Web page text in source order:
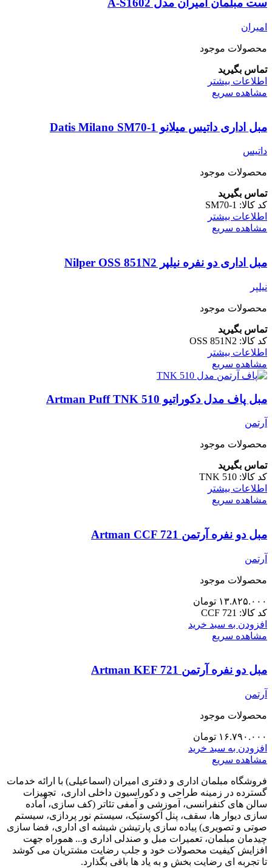
ست مبلمان امیران مدل A-S1602
امیران
محصولات موجود
تماس بگیرید
اطلاعات بیشتر
مشاهده سریع
مبل اداری داتیس میلانو Datis Milano SM70-1
داتیس
محصولات موجود
تماس بگیرید
کد کالا: SM70-1
اطلاعات بیشتر
مشاهده سریع
مبل اداری دو نفره نیلپر Nilper OSS 851N2
نیلپر
محصولات موجود
تماس بگیرید
کد کالا: OSS 851N2
اطلاعات بیشتر
مشاهده سریع
مبل پاف مدل دکوراتیو Artman Puff TNK 510
آرتمن
محصولات موجود
تماس بگیرید
کد کالا: TNK 510
اطلاعات بیشتر
مشاهده سریع
مبل دو نفره آرتمن Artman CCF 721
آرتمن
محصولات موجود
۱۳.۸۲۵.۰۰۰ تومان
کد کالا: CCF 721
افزودن به سبد خرید
مشاهده سریع
مبل دو نفره آرتمن Artman KEF 721
آرتمن
محصولات موجود
۱۶.۷۹۰.۰۰۰ تومان
افزودن به سبد خرید
مشاهده سریع
فروشگاه مبلمان اداری و دفتری امیران (اسماعیلی) با ارائه خدمات
گسترده در زمینه طراحی و دکوراسیون داخلی اداری‌، تجهیزات
سالن های کنفرانسی، آموزشی و آمفی تئاتر (کف سازی، آماده
سازی دیوار ها، سقف، پنل آکوستیک، سیستم نور پردازی، سیستم
صوتی و تصویری) پیاده سازی پارتیشن شیشه ای اداری، فضا سازی
چیدمان مبلمان، تعمیرات مبل و صندلی اداری و... هموراه جهت
افزایش کیفیت محصولات خود و جلب رضایت مشتریان می کوشد
تا تجربه ای رضایت بخش و به یاد ها باقی بگذارد.